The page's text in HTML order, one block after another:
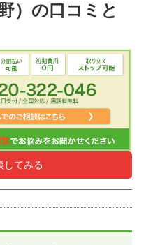
）の口コミと
してみる